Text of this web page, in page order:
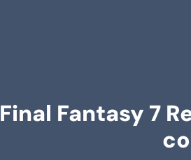
Final Fantasy 7